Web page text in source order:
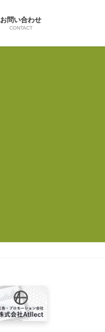
お問い合わせ
CONTACT